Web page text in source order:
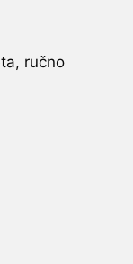
ručno